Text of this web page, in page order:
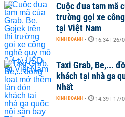
Cuộc đua tam mã
trường gọi xe
tại Việt Nam
KINH DOANH - 16:34 | 26/
Taxi Grab, Be,...
khách tại nhà ga
Nhất
KINH DOANH - 14:39 | 17/